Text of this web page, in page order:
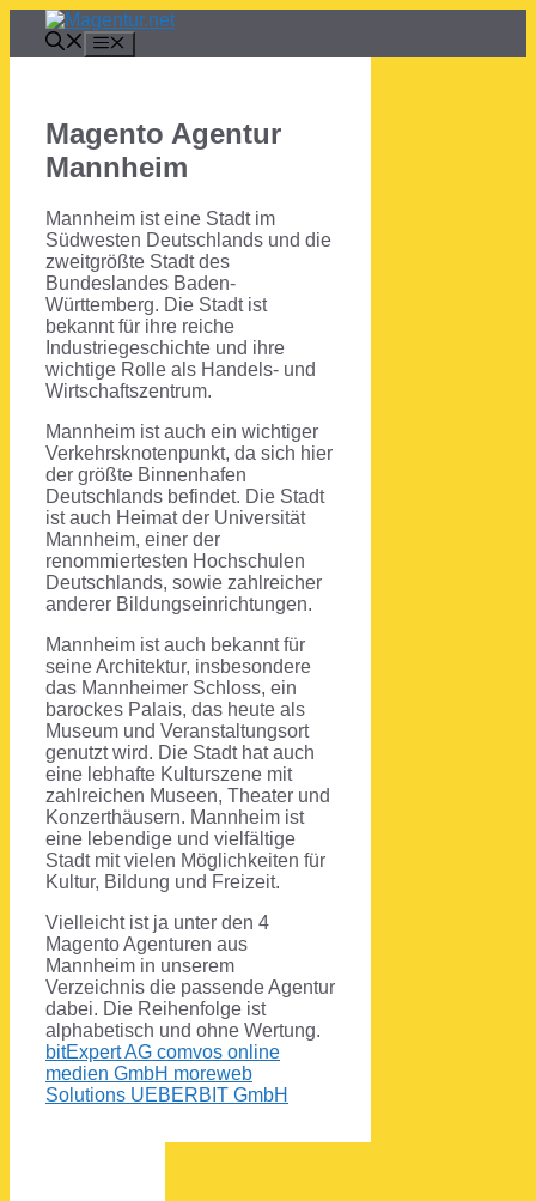
Inhalt
springen
Magento Agentur
Mannheim
Mannheim ist eine Stadt im
Südwesten Deutschlands und die
zweitgrößte Stadt des
Bundeslandes Baden-
Württemberg. Die Stadt ist
bekannt für ihre reiche
Industriegeschichte und ihre
wichtige Rolle als Handels- und
Wirtschaftszentrum.
Mannheim ist auch ein wichtiger
Verkehrsknotenpunkt, da sich hier
der größte Binnenhafen
Deutschlands befindet. Die Stadt
ist auch Heimat der Universität
Mannheim, einer der
renommiertesten Hochschulen
Deutschlands, sowie zahlreicher
anderer Bildungseinrichtungen.
Mannheim ist auch bekannt für
seine Architektur, insbesondere
das Mannheimer Schloss, ein
barockes Palais, das heute als
Museum und Veranstaltungsort
genutzt wird. Die Stadt hat auch
eine lebhafte Kulturszene mit
zahlreichen Museen, Theater und
Konzerthäusern. Mannheim ist
eine lebendige und vielfältige
Stadt mit vielen Möglichkeiten für
Kultur, Bildung und Freizeit.
Vielleicht ist ja unter den 4
Magento Agenturen aus
Mannheim in unserem
Verzeichnis die passende Agentur
dabei. Die Reihenfolge ist
alphabetisch und ohne Wertung.
bitExpert AG comvos online
medien GmbH moreweb
Solutions UEBERBIT GmbH